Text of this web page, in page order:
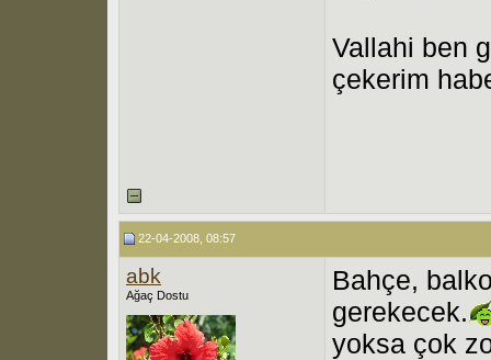
Vallahi ben
çekerim
22-04-2008, 08:57
abk
Ağaç Dostu
Bahçe,
gerekecek.
yoksa çok